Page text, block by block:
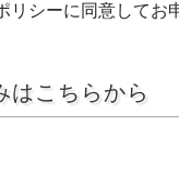
リシーに同意してお
はこちらから